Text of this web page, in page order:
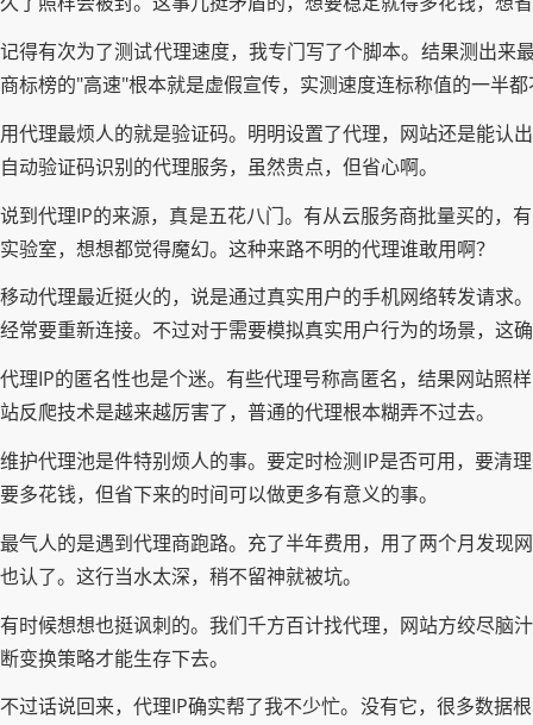
记得有次为了测试代理速度，我专门写了个脚本。结果测出
商标榜的"高速"根本就是虚假宣传，实测速度连标称值的一半
用代理最烦人的就是验证码。明明设置了代理，网站还是能认
自动验证码识别的代理服务，虽然贵点，但省心啊。
说到代理IP的来源，真是五花八门。有从云服务商批量买的，
实验室，想想都觉得魔幻。这种来路不明的代理谁敢用啊？
移动代理最近挺火的，说是通过真实用户的手机网络转发请求
经常要重新连接。不过对于需要模拟真实用户行为的场景，这
代理IP的匿名性也是个迷。有些代理号称高匿名，结果网站照
站反爬技术是越来越厉害了，普通的代理根本糊弄不过去。
维护代理池是件特别烦人的事。要定时检测IP是否可用，要清
要多花钱，但省下来的时间可以做更多有意义的事。
最气人的是遇到代理商跑路。充了半年费用，用了两个月发现
也认了。这行当水太深，稍不留神就被坑。
有时候想想也挺讽刺的。我们千方百计找代理，网站方绞尽脑
断变换策略才能生存下去。
不过话说回来，代理IP确实帮了我不少忙。没有它，很多数据